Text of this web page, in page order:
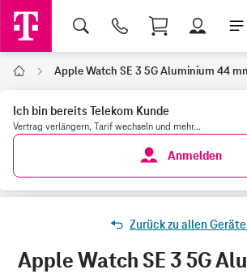
Home Apple Watch SE 3 5G Aluminium 44
Ich bin bereits Telekom Kunde
Vertrag verlängern, Tarif wechseln und mehr...
Anmelden
Zurück zu allen
Apple Watch SE 3 5G